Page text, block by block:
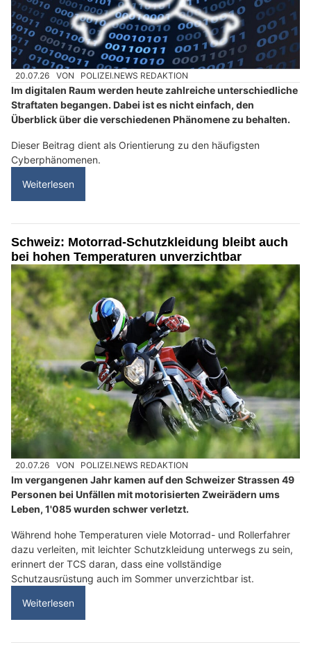
20.07.26 VON POLIZEI.NEWS REDAKTION
Im digitalen Raum werden heute zahlreiche unterschiedliche
Straftaten begangen. Dabei ist es nicht einfach, den
Überblick über die verschiedenen Phänomene zu behalten.
Dieser Beitrag dient als Orientierung zu den häufigsten
Cyberphänomenen.
Weiterlesen
Schweiz: Motorrad-Schutzkleidung bleibt auch
bei hohen Temperaturen unverzichtbar
20.07.26 VON POLIZEI.NEWS REDAKTION
Im vergangenen Jahr kamen auf den Schweizer Strassen 49
Personen bei Unfällen mit motorisierten Zweirädern ums
Leben, 1'085 wurden schwer verletzt.
Während hohe Temperaturen viele Motorrad- und Rollerfahrer
dazu verleiten, mit leichter Schutzkleidung unterwegs zu sein,
erinnert der TCS daran, dass eine vollständige
Schutzausrüstung auch im Sommer unverzichtbar ist.
Weiterlesen